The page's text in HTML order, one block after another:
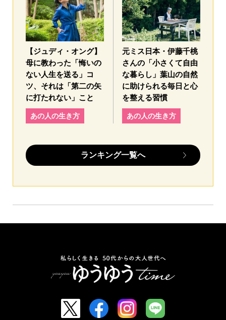
【ジュディ・オング】
母に教わった「悔いの
ない人生を送る」コ
ツ、それは「第二の矢
に打たれない」こと
あの人の生き方
元ミス日本・伊藤千桃
さんの「小さくて自由
な暮らし」葉山の自然
に助けられる毎日と心
を整える習慣
あの人の生き方
ランキング一覧へ